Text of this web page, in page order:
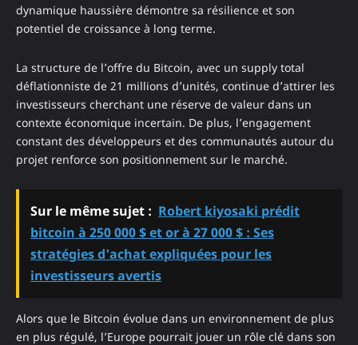
dynamique haussière démontre sa résilience et son
potentiel de croissance à long terme.
La structure de l’offre du Bitcoin, avec un supply total
déflationniste de 21 millions d’unités, continue d’attirer les
investisseurs cherchant une réserve de valeur dans un
contexte économique incertain. De plus, l’engagement
constant des développeurs et des communautés autour du
projet renforce son positionnement sur le marché.
Sur le même sujet : Robert kiyosaki prédit
bitcoin à 250 000 $ et or à 27 000 $ : Ses
stratégies d'achat expliquées pour les
investisseurs avertis
Alors que le Bitcoin évolue dans un environnement de plus
en plus régulé, l’Europe pourrait jouer un rôle clé dans son